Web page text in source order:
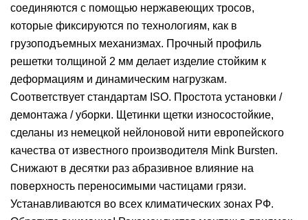
соединяются с помощью нержавеющих тросов,
которые фиксируются по технологиям, как в
грузоподъемных механизмах. Прочный профиль
решетки толщиной 2 мм делает изделие стойким к
деформациям и динамическим нагрузкам.
Соответствует стандартам ISO. Простота установки /
демонтажа / уборки. Щетинки щетки износостойкие,
сделаны из немецкой нейлоновой нити европейского
качества от известного производителя Mink Bursten.
Снижают в десятки раз абразивное влияние на
поверхность переносимыми частицами грязи.
Устанавливаются во всех климатических зонах РФ.